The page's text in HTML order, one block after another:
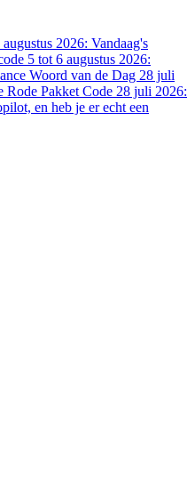
2026: Vandaag's
5 tot 6 augustus 2026:
Woord van de Dag 28 juli
Rode Pakket Code 28 juli 2026:
en heb je er echt een